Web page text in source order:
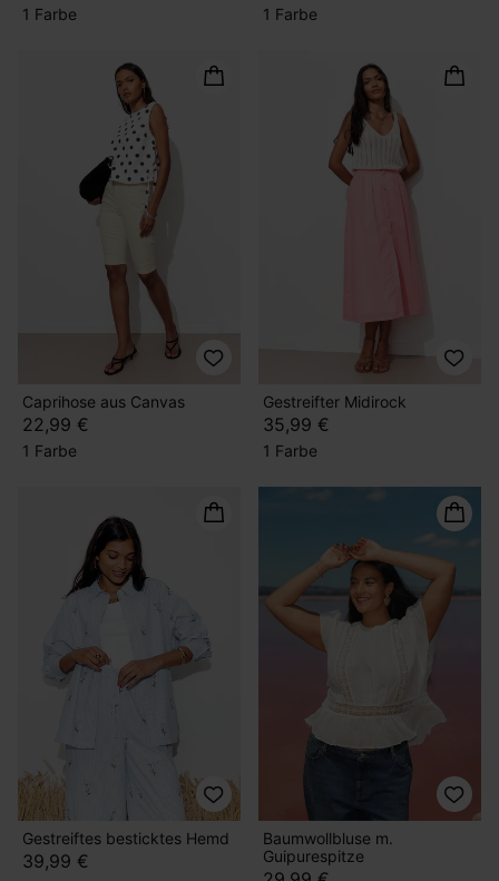
1 Farbe 1 Farbe
Caprihose aus Canvas
22,99 €
1 Farbe
Gestreifter Midirock
35,99 €
1 Farbe
Gestreiftes besticktes Hemd
39,99 €
Baumwollbluse m.
Guipurespitze